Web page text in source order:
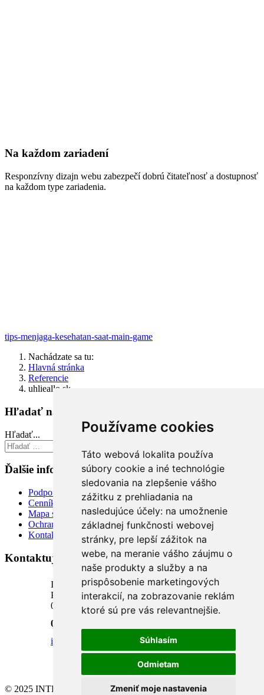
Používame cookies
Táto webová lokalita používa
súbory cookie a iné technológie
sledovania na zlepšenie vášho
zážitku z prehliadania na
nasledujúce účely: na umožnenie
základnej funkčnosti webovej
stránky, pre lepší zážitok na
webe, na meranie vášho záujmu o
naše produkty a služby a na
prispôsobenie marketingových
interakcií, na zobrazovanie reklám
ktoré sú pre vás relevantnejšie.
Súhlasím
Odmietam
Zmeniť moje nastavenia
Na každom zariadení
Responzívny dizajn webu zabezpečí dobrú čitateľnosť a dostupnosť
na každom type zariadenia.
tips-menjaga-kesehatan-saat-main-game
Nachádzate sa tu:
Hlavná stránka
Referencie
uhlieallo.sk
Hľadať na stránke
Hľadať...
Ďalšie informácie
Podpora
Cenník
Mapa stránky
Ochrana osobných údajov
Kontakt
Kontaktujte nás
INTELI.SK, s.r.o.
Podhora 18, 1. poschodie
034 01 Ružomberok, SR
0904 624 918
info@inteli.sk
© 2025 INTELI.SK, s.r.o., všetky práva vyhradené -upraviť